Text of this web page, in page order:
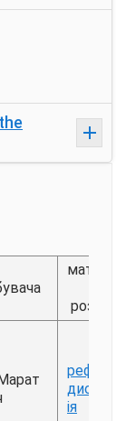
реферат
ія